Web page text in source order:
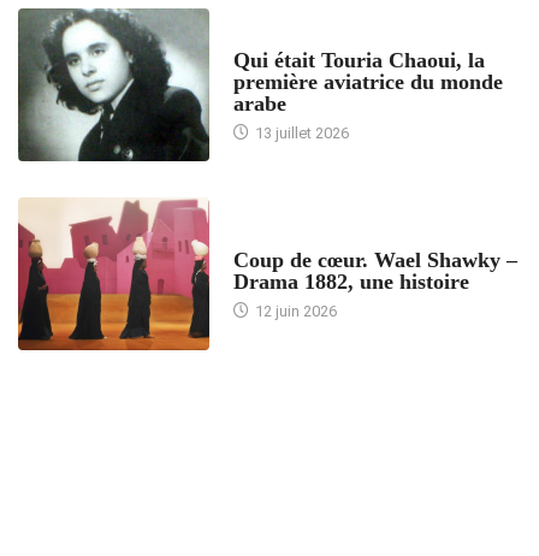
Qui était Touria Chaoui, la
première aviatrice du monde
arabe
13 juillet 2026
Coup de cœur. Wael Shawky –
Drama 1882, une histoire
12 juin 2026